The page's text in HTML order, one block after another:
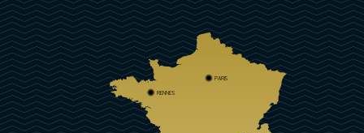
PARIS
RENNES